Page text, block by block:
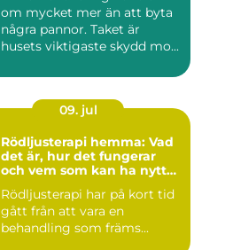
om mycket mer än att byta
några pannor. Taket är
husets viktigaste skydd mo...
09. jul
Rödljusterapi hemma: Vad
det är, hur det fungerar
och vem som kan ha nytta
Rödljusterapi har på kort tid
gått från att vara en
behandling som främs...